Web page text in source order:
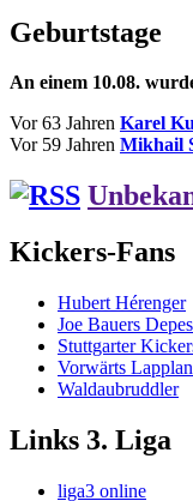
Geburtstage
An einem 10.08.
Vor 63 Jahren Karel
Vor 59 Jahren Mikhail
Kickers-Fans
Hubert Hérenger
Joe Bauers
Stuttgarter
Vorwärts
Waldaubruddler
Links 3. Liga
liga3 online